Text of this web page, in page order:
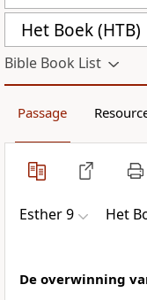
Het Boek (HTB)
Bible Book List
Passage
Esther 9 Het
De overwinning